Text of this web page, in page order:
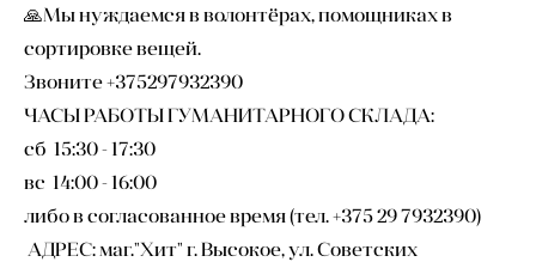
🙏Мы нуждаемся в волонтёрах, помощниках в
сортировке вещей.
Звоните +375297932390
ЧАСЫ РАБОТЫ ГУМАНИТАРНОГО СКЛАДА:
сб 15:30 - 17:30
вс 14:00 - 16:00
либо в согласованное время (тел. +375 29 7932390)
АДРЕС: маг."Хит" г. Высокое, ул. Советских